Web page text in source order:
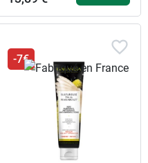
-7€